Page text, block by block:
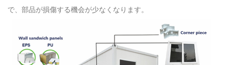
で、部品が損傷する機会が少なくなります。